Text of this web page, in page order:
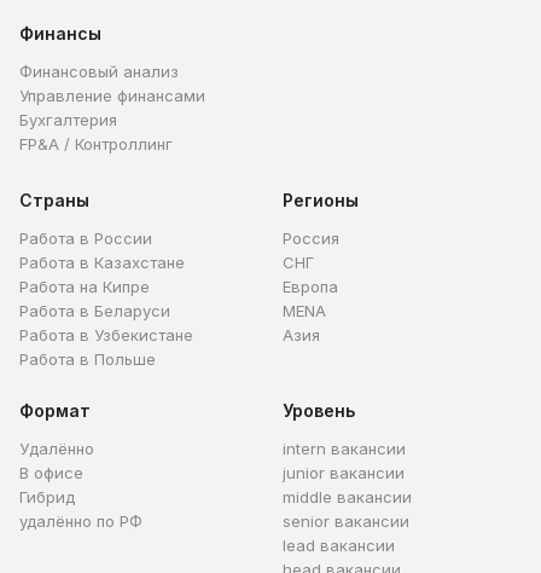
Финансы
Финансовый анализ
Управление финансами
Бухгалтерия
FP&A / Контроллинг
Страны
Работа в России
Работа в Казахстане
Работа на Кипре
Работа в Беларуси
Работа в Узбекистане
Работа в Польше
Регионы
Россия
СНГ
Европа
MENA
Азия
Формат
Удалённо
В офисе
Гибрид
удалённо по РФ
Уровень
intern вакансии
junior вакансии
middle вакансии
senior вакансии
lead вакансии